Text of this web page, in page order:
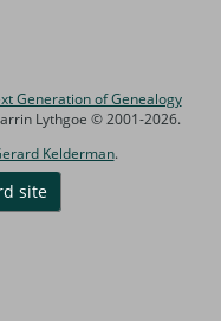
Generation of Genealogy
Lythgoe © 2001-2026.
Kelderman.
site